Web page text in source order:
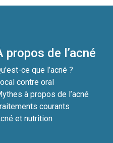
propos de l’acné
ce que l’acné ?
contre oral
à propos de l’acné
courants
et nutrition